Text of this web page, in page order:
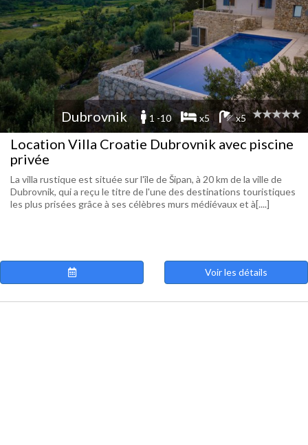
Dubrovnik 1 -10 x5 x5
Location Villa Croatie Dubrovnik avec piscine
privée
La villa rustique est située sur l'île de Šipan, à 20 km de la ville de
Dubrovnik, qui a reçu le titre de l'une des destinations touristiques
les plus prisées grâce à ses célèbres murs médiévaux et à[....]
Voir les détails